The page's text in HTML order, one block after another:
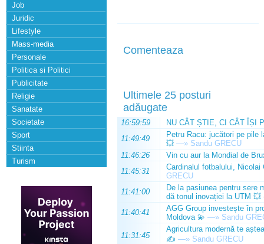
Job
Juridic
Lifestyle
Mass-media
Personale
Politica si Politici
Publicitate
Religie
Sanatate
Societate
Sport
Stiinta
Turism
Comenteaza
Ultimele 25 posturi
adăugate
16:59:59
NU CÂT ȘTIE, CI CÂT ÎȘI
11:49:49
Petru Racu: jucători pe pile
💥 —» Sandu GRECU
11:46:26
Vin cu aur la Mondial de
11:45:31
Cardinalul fotbalului,
GRECU
11:41:00
De la pasiunea pentru sere
dă tonul inovației la UTM 💥
11:40:41
AGG Group investește în
Moldova 💫 —» Sandu
11:31:45
Agricultura modernă te
✍️ —» Sandu GRECU